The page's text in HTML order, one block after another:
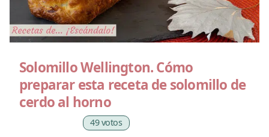
Solomillo Wellington. Cómo
preparar esta receta de solomillo de
cerdo al horno
49 votos